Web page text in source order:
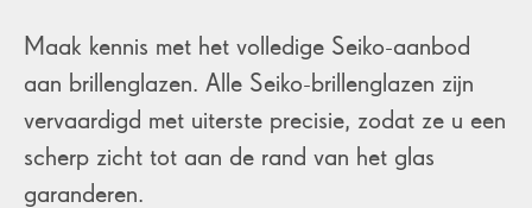
Maak kennis met het volledige Seiko-aanbod
aan brillenglazen. Alle Seiko-brillenglazen zijn
vervaardigd met uiterste precisie, zodat ze u een
scherp zicht tot aan de rand van het glas
garanderen.